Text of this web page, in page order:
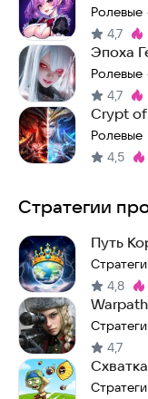
Ролевые ·
4,7
Эпоха
Ролевые ·
4,7
Crypt
Ролевые
4,5
Стратегии
Путь
4,8
4,7